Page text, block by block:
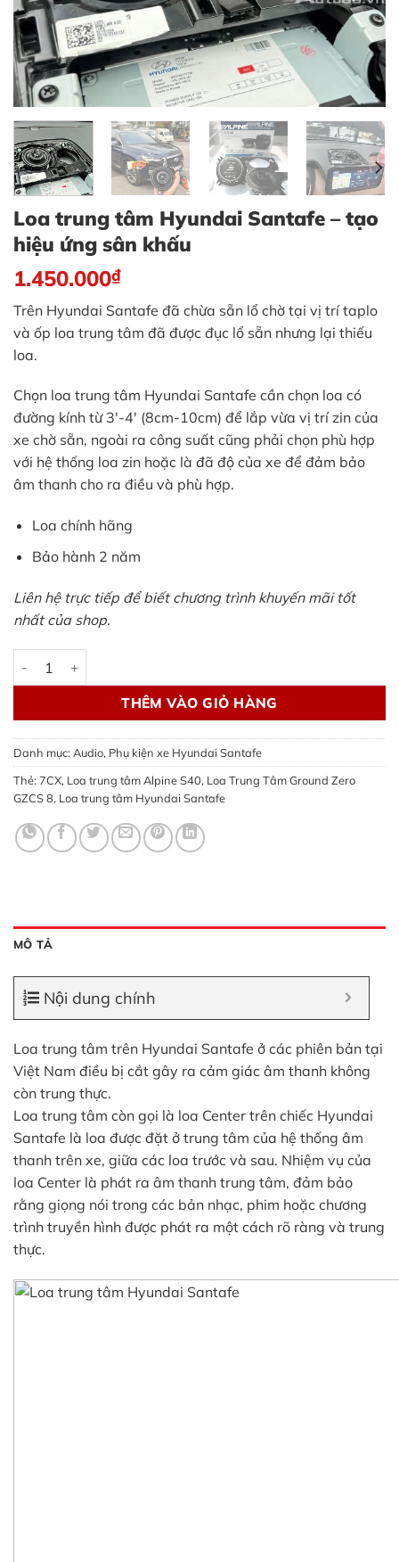
Loa trung tâm Hyundai Santafe – tạo
hiệu ứng sân khấu
1.450.000₫
Trên Hyundai Santafe đã chừa sẵn lổ chờ tại vị trí taplo
và ốp loa trung tâm đã được đục lổ sẵn nhưng lại thiếu
loa.
Chọn loa trung tâm Hyundai Santafe cần chọn loa có
đường kính từ 3′-4′ (8cm-10cm) để lắp vừa vị trí zin của
xe chờ sẵn, ngoài ra công suất cũng phải chọn phù hợp
với hệ thống loa zin hoặc là đã độ của xe để đảm bảo
âm thanh cho ra điều và phù hợp.
Loa chính hãng
Bảo hành 2 năm
Liên hệ trực tiếp để biết chương trình khuyến mãi tốt
nhất của shop.
THÊM VÀO GIỎ HÀNG
Danh mục: Audio, Phụ kiện xe Hyundai Santafe
Thẻ: 7CX, Loa trung tâm Alpine S40, Loa Trung Tâm Ground Zero
GZCS 8, Loa trung tâm Hyundai Santafe
MÔ TẢ
Nội dung chính
Loa trung tâm trên Hyundai Santafe ở các phiên bản tại
Việt Nam điều bị cắt gây ra cảm giác âm thanh không
còn trung thực.
Loa trung tâm còn gọi là loa Center trên chiếc Hyundai
Santafe là loa được đặt ở trung tâm của hệ thống âm
thanh trên xe, giữa các loa trước và sau. Nhiệm vụ của
loa Center là phát ra âm thanh trung tâm, đảm bảo
rằng giọng nói trong các bản nhạc, phim hoặc chương
trình truyền hình được phát ra một cách rõ ràng và trung
thực.